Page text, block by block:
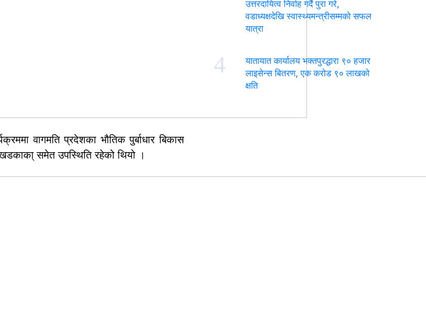
वागमति प्रदेशका भौतिक पुर्बाधार बिकास
समेत उपस्थिति रहेको थियो ।
उत्तरदायित्व निर्वाह गर्दै पुरा गरे,
वडाध्यक्षदेखि स्वास्थ्यमन्त्रीसम्मको सफल
यात्रा
4
यातायात कार्यालय भक्तपुरद्धारा ९० हजार
लाइसेन्स बितरण, एक करोड ९० लाखको
क्षति